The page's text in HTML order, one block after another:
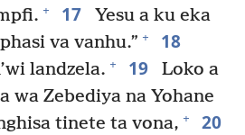
+ 17
Yesu a ku eka
va vanhu.” + 18
landzela. + 19
Loko a
wa Zebediya na Yohane
tinete ta vona, + 20